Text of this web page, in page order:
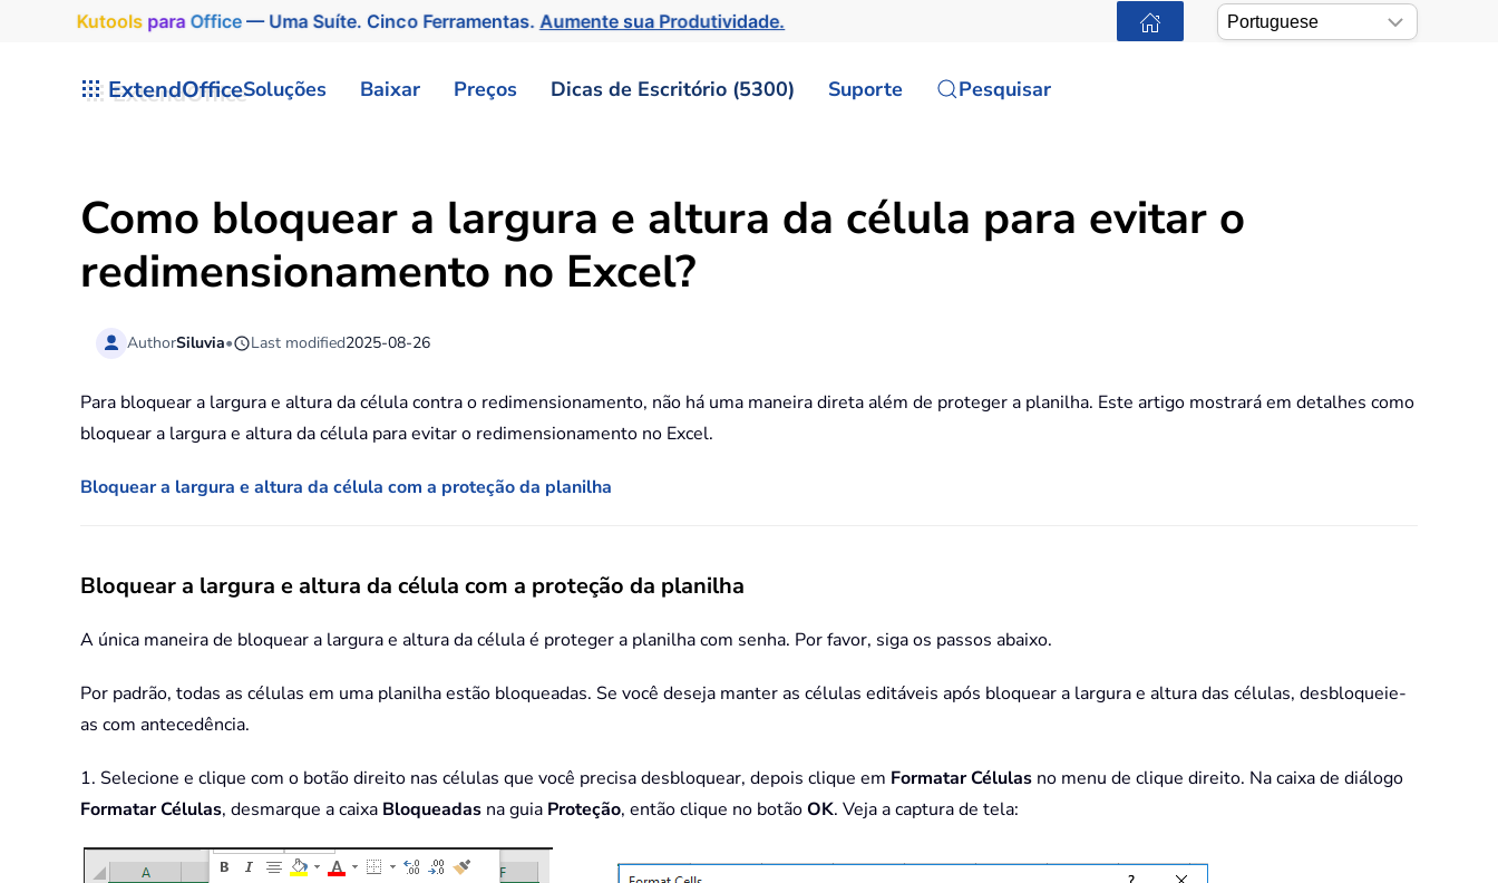
Kutoolspara Office— Uma Suíte. Cinco Ferramentas.Aumente sua Produtividade.
ExtendOfficeSoluções Baixar Preços Dicas de Escritório (5300) Suporte Pesquisar
Como bloquear a largura e altura da célula para evitar o
redimensionamento no Excel?
AuthorSiluvia• Last modified2025-08-26
Para bloquear a largura e altura da célula contra o redimensionamento, não há uma maneira direta além de proteger a planilha. Este artigo mostrará em detalhes como
bloquear a largura e altura da célula para evitar o redimensionamento no Excel.
Bloquear a largura e altura da célula com a proteção da planilha
Bloquear a largura e altura da célula com a proteção da planilha
A única maneira de bloquear a largura e altura da célula é proteger a planilha com senha. Por favor, siga os passos abaixo.
Por padrão, todas as células em uma planilha estão bloqueadas. Se você deseja manter as células editáveis após bloquear a largura e altura das células, desbloqueie-
as com antecedência.
1. Selecione e clique com o botão direito nas células que você precisa desbloquear, depois clique em Formatar Células no menu de clique direito. Na caixa de diálogo
Formatar Células, desmarque a caixa Bloqueadas na guia Proteção, então clique no botãoOK. Veja a captura de tela: